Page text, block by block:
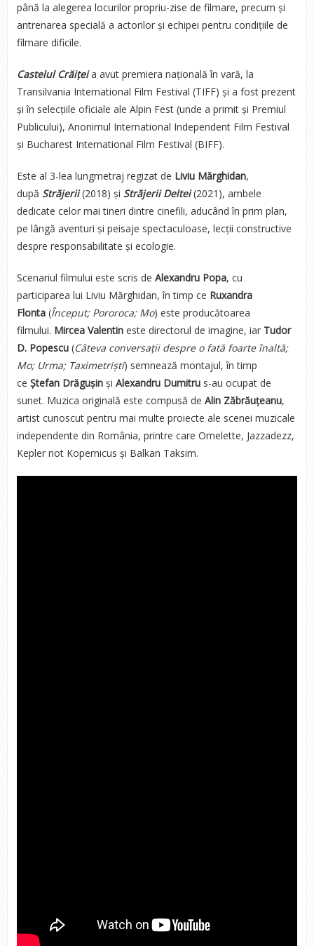
până la alegerea locurilor propriu-zise de filmare, precum și
antrenarea specială a actorilor și echipei pentru condițiile de
filmare dificile.
Castelul Crăițeia avut premiera națională în vară, la
Transilvania International Film Festival (TIFF) și a fost prezent
și în selecțiile oficiale ale Alpin Fest (unde a primit și Premiul
Publicului), Anonimul International Independent Film Festival
și Bucharest International Film Festival (BIFF).
Este al 3-lea lungmetraj regizat de Liviu Mărghidan,
după Străjerii(2018) și Străjerii Deltei(2021), ambele
dedicate celor mai tineri dintre cinefili, aducând în prim plan,
pe lângă aventuri și peisaje spectaculoase, lecții constructive
despre responsabilitate și ecologie.
Scenariul filmului este scris de Alexandru Popa, cu
participarea lui Liviu Mărghidan, în timp ce Ruxandra
Flonta(Început; Pororoca; Mo) este producătoarea
filmului. Mircea Valentineste directorul de imagine, iar Tudor
D. Popescu(Câteva conversații despre o fată foarte înaltă;
Mo; Urma; Taximetriști) semnează montajul, în timp
ce Ștefan Drăgușin și Alexandru Dumitrus-au ocupat de
sunet. Muzica originală este compusă de Alin Zăbrăuțeanu,
artist cunoscut pentru mai multe proiecte ale scenei muzicale
independente din România, printre care Omelette, Jazzadezz,
Kepler not Kopernicus și Balkan Taksim.